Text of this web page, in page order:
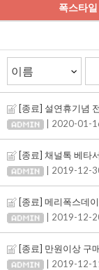
폭스타일
[종료] 설연휴기념
| 2020-01-
[종료] 채널톡 베타
| 2019-12-
[종료] 메리폭스데
| 2019-12-
[종료] 만원이상 구
| 2019-12-